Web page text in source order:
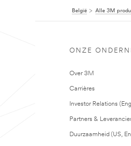
België Alle 3M
ONZE
Over 3M
Carrières
Investor Relations
Partners &
Duurzaamheid (US,